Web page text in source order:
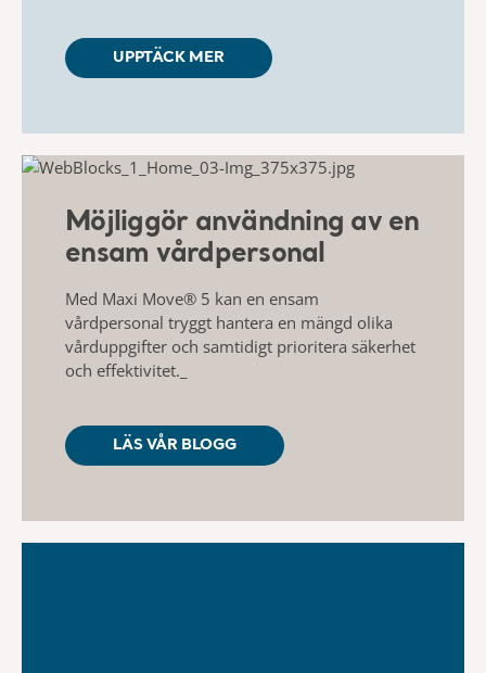
UPPTÄCK MER
Möjliggör användning av en
ensam vårdpersonal
Med Maxi Move® 5 kan en ensam
vårdpersonal tryggt hantera en mängd olika
vårduppgifter och samtidigt prioritera säkerhet
och effektivitet.
LÄS VÅR BLOGG